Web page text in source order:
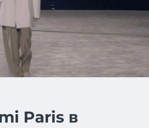
Paris в